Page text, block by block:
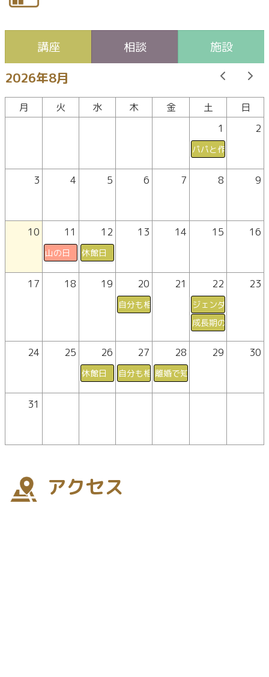
講座 相談 施設
2026年8月
月 火 水 木 金 土
日
1
パパと作ろう！親
2
3 4 5 6 7 8 9
10 11
山の日
12
休館日
13 14 15 16
17 18 19 20
自分も相手も大切にするコミュニケー
21 22
ジェンダー視点で
成長期の女子アス
23
24 25 26
休館日
27
自分も相手も大切にするコミュニケー
28
離婚で知っておきたいポイン
29 30
31
アクセス